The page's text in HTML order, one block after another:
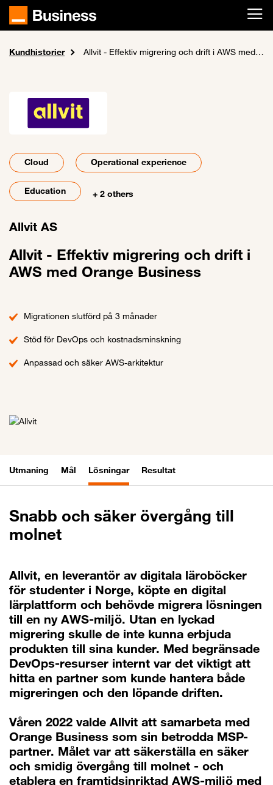
Skip to main content
Hem
Kundhistorier Allvit - Effektiv migrering och drift i AWS med Orange Business
Cloud Operational experience
Education + 2 others
Allvit AS
Allvit - Effektiv migrering och drift i
AWS med Orange Business
Migrationen slutförd på 3 månader
Stöd för DevOps och kostnadsminskning
Anpassad och säker AWS-arkitektur
Utmaning Mål Lösningar Resultat
Snabb och säker övergång till
molnet
Allvit, en leverantör av digitala läroböcker
för studenter i Norge, köpte en digital
lärplattform och behövde migrera lösningen
till en ny AWS-miljö. Utan en lyckad
migrering skulle de inte kunna erbjuda
produkten till sina kunder. Med begränsade
DevOps-resurser internt var det viktigt att
hitta en partner som kunde hantera både
migreringen och den löpande driften.
Våren 2022 valde Allvit att samarbeta med
Orange Business som sin betrodda MSP-
partner. Målet var att säkerställa en säker
och smidig övergång till molnet - och
etablera en framtidsinriktad AWS-miljö med